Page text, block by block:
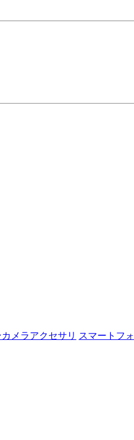
メラアクセサリ スマートフ